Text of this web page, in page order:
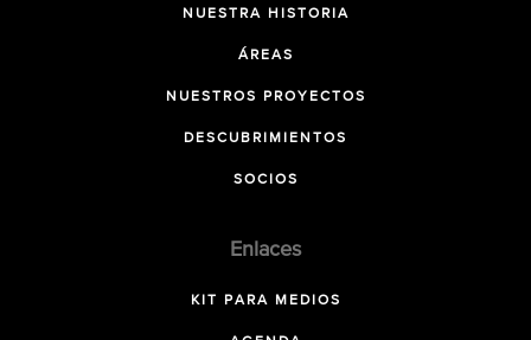
NUESTRA HISTORIA
ÁREAS
NUESTROS PROYECTOS
DESCUBRIMIENTOS
SOCIOS
Enlaces
KIT PARA MEDIOS